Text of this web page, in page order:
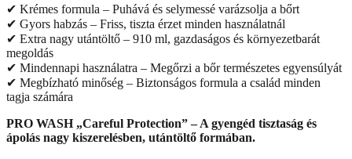
✔ Krémes formula – Puhává és selymessé varázsolja a bőrt
✔ Gyors habzás – Friss, tiszta érzet minden használatnál
✔ Extra nagy utántöltő – 910 ml, gazdaságos és környezetbarát
megoldás
✔ Mindennapi használatra – Megőrzi a bőr természetes egyensúlyát
✔ Megbízható minőség – Biztonságos formula a család minden
tagja számára
PRO WASH „Careful Protection” – A gyengéd tisztaság és
ápolás nagy kiszerelésben, utántöltő formában.